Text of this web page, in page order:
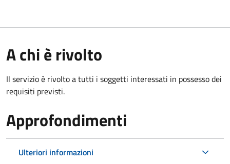
A chi è rivolto
Il servizio è rivolto a tutti i soggetti interessati in possesso dei
requisiti previsti.
Approfondimenti
Ulteriori informazioni